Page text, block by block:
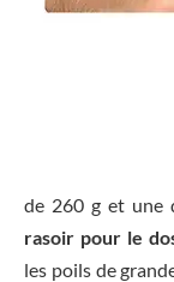
de 260 g et une
rasoir pour le
les poils de